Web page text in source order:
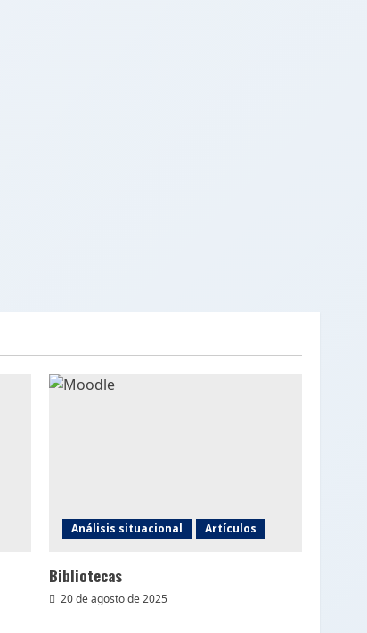
Análisis situacional Artículos
Bibliotecas
20 de agosto de 2025